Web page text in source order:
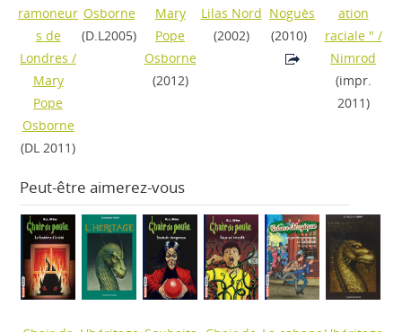
ramoneur
s de
Londres /
Mary
Pope
Osborne
(DL 2011)
Osborne
(D.L2005)
Mary
Pope
Osborne
(2012)
Lilas Nord
(2002)
Noguès
(2010)
ation
raciale " /
Nimrod
(impr.
2011)
Peut-être aimerez-vous